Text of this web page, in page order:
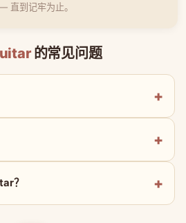
直到记牢为止。
的常见问题
？